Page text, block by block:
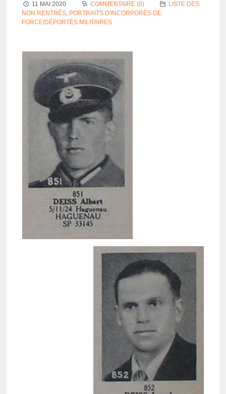
11 MAI 2020 COMMENTAIRE (0)
LISTE DES
NON RENTRÉS, PORTRAITS D'INCORPORÉS DE
FORCE/DÉPORTÉS MILITAIRES